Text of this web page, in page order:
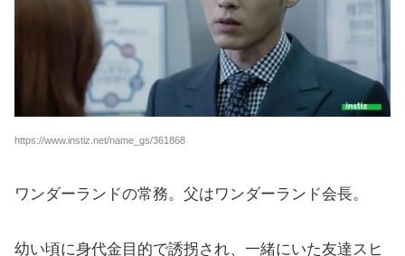
https://www.instiz.net/name_gs/361868
ワンダーランドの常務。父はワンダーランド会長。
幼い頃に身代金目的で誘拐され、一緒にいた友達スヒ